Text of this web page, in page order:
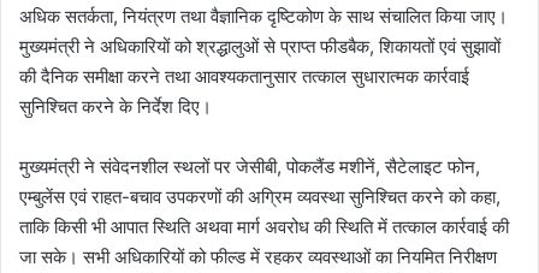
अधिक सतर्कता, नियंत्रण तथा वैज्ञानिक दृष्टिकोण के साथ संचालित किया जाए।
मुख्यमंत्री ने अधिकारियों को श्रद्धालुओं से प्राप्त फीडबैक, शिकायतों एवं सुझावों
की दैनिक समीक्षा करने तथा आवश्यकतानुसार तत्काल सुधारात्मक कार्रवाई
सुनिश्चित करने के निर्देश दिए।
मुख्यमंत्री ने संवेदनशील स्थलों पर जेसीबी, पोकलैंड मशीनें, सैटेलाइट फोन,
एम्बुलेंस एवं राहत-बचाव उपकरणों की अग्रिम व्यवस्था सुनिश्चित करने को कहा,
ताकि किसी भी आपात स्थिति अथवा मार्ग अवरोध की स्थिति में तत्काल कार्रवाई की
जा सके। सभी अधिकारियों को फील्ड में रहकर व्यवस्थाओं का नियमित निरीक्षण